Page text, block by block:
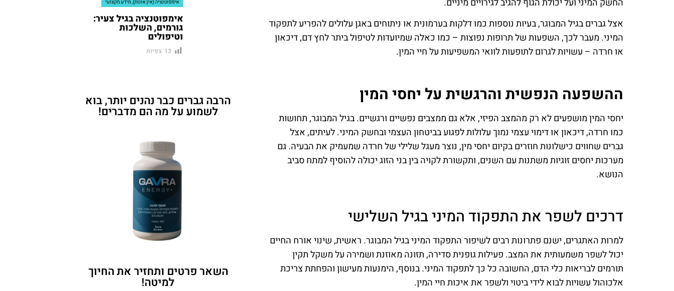
החשק המיני ועל יכולת הגוף להגיב לגירויים מיניים.
אצל גברים בגיל המבוגר, בעיות נוספות כמו דלקות בערמונית או ניתוחים באגן עלולים להפריע לתפקוד
המיני. מעבר לכך, השפעות של תרופות נפוצות – כמו כאלה שמיועדות לטיפול ביתר לחץ דם, דיכאון
או חרדה – עשויות לגרום לתופעות לוואי המשפיעות על חיי המין.
ההשפעה הנפשית והרגשית על יחסי המין
יחסי המין מושפעים לא רק מהמצב הפיזי, אלא גם ממצבים נפשיים ורגשיים. בגיל המבוגר, תחושות
כמו חרדה, דיכאון או דימוי עצמי נמוך עלולות לפגוע בביטחון העצמי ובחשק המיני. לעיתים, אצל
גברים שחווים כישלונות חוזרים בקיום יחסי מין, נוצר מעגל שלילי של חרדה שמעמיק את הבעיה. גם
מערכות יחסים זוגיות משתנות עם השנים, ותקשורת לקויה בין בני הזוג יכולה להוסיף למתח סביב
הנושא.
דרכים לשפר את התפקוד המיני בגיל השלישי
למרות האתגרים, ישנם פתרונות רבים לשיפור התפקוד המיני בגיל המבוגר. ראשית, שינוי אורח החיים
יכול לשפר משמעותית את המצב. פעילות גופנית סדירה, תזונה מאוזנת ושמירה על משקל תקין
תורמים לבריאות כלי הדם, החשובה כל כך לתפקוד המיני. בנוסף, הימנעות מעישון והפחתת צריכת
אלכוהול עשויות לבוא לידי ביטוי ולשפר את איכות חיי המין.
אימפוטנציה (אין אונות),מידע מקצועי
אימפוטנציה בגיל צעיר:
גורמים, השלכות
וטיפולים
13 צפיות
הרבה גברים כבר נהנים יותר, בוא
לשמוע על מה הם מדברים!
השאר פרטים ותחזיר את החיוך
למיטה!